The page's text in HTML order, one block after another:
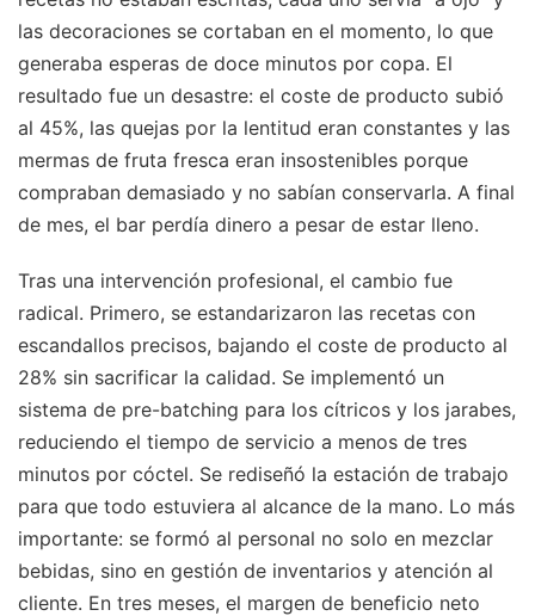
las decoraciones se cortaban en el momento, lo que
generaba esperas de doce minutos por copa. El
resultado fue un desastre: el coste de producto subió
al 45%, las quejas por la lentitud eran constantes y las
mermas de fruta fresca eran insostenibles porque
compraban demasiado y no sabían conservarla. A final
de mes, el bar perdía dinero a pesar de estar lleno.
Tras una intervención profesional, el cambio fue
radical. Primero, se estandarizaron las recetas con
escandallos precisos, bajando el coste de producto al
28% sin sacrificar la calidad. Se implementó un
sistema de pre-batching para los cítricos y los jarabes,
reduciendo el tiempo de servicio a menos de tres
minutos por cóctel. Se rediseñó la estación de trabajo
para que todo estuviera al alcance de la mano. Lo más
importante: se formó al personal no solo en mezclar
bebidas, sino en gestión de inventarios y atención al
cliente. En tres meses, el margen de beneficio neto